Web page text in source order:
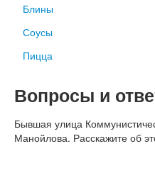
Блины
Соусы
Пицца
Вопросы и
Бывшая улица
Манойлова. Расскажите об